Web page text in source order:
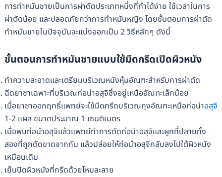
การทำหมันชายเป็นการผ่าตัดประเภทหนึ่งที่ทำได้ง่าย ใช้เวลาในการ
ผ่าตัดน้อย และปลอดภัยกว่าการทำหมันหญิง โดยขั้นตอนการผ่าตัด
ทำหมันชายในปัจจุบันจะแบ่งออกเป็น 2 วิธีหลักๆ ดังนี้
ขั้นตอนการทำหมันชายแบบใช้มีดกรีดเปิดผิวหนัง
ทำความสะอาดและเตรียมบริเวณหนังหุ้มอัณฑะสำหรับการผ่าตัด
ฉีดยาชาเฉพาะที่บริเวณท่อนำอสุจิซึ่งอยู่เหนืออัณฑะเล็กน้อย
เมื่อยาชาออกฤทธิ์แพทย์จะใช้มีดกรีดบริเวณถุงอัณฑะเหนือท่อนำอสุจิ
1-2 แผล ขนาดประมาณ 1 เซนติเมตร
เมื่อพบท่อนำอสุจิแล้วแพทย์ทำการตัดท่อนำอสุจิและผูกที่ปลายทั้ง
สองที่ถูกตัดขาดจากกัน แล้วปล่อยให้ท่อนำอสุจิกลับลงไปใต้ผิวหนัง
เหมือนเดิม
เย็บปิดผิวหนังที่กรีดด้วยไหมละลาย